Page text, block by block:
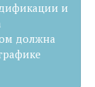
и
должна